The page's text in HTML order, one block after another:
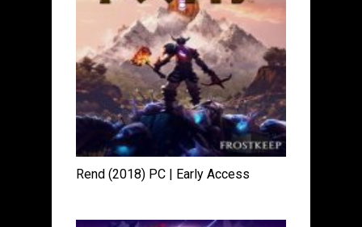
Rend (2018) PC | Early Access